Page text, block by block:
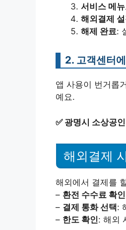
서비스 메
해외결제 설
해제 완료:
2. 고객센터
앱 사용이 번거롭
예요.
✅ 광명시 소상공
해외결제
해외에서 결제를
– 환전 수수료 확인
– 결제 통화 선택:
– 한도 확인: 해외